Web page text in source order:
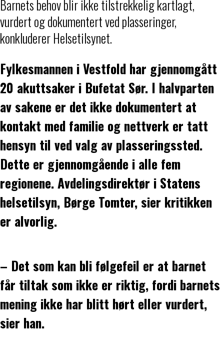
Barnets behov blir ikke tilstrekkelig kartlagt,
vurdert og dokumentert ved plasseringer,
konkluderer Helsetilsynet.
Fylkesmannen i Vestfold har gjennomgått
20 akuttsaker i Bufetat Sør. I halvparten
av sakene er det ikke dokumentert at
kontakt med familie og nettverk er tatt
hensyn til ved valg av plasseringssted.
Dette er gjennomgående i alle fem
regionene. Avdelingsdirektør i Statens
helsetilsyn, Børge Tomter, sier kritikken
er alvorlig.
– Det som kan bli følgefeil er at barnet
får tiltak som ikke er riktig, fordi barnets
mening ikke har blitt hørt eller vurdert,
sier han.